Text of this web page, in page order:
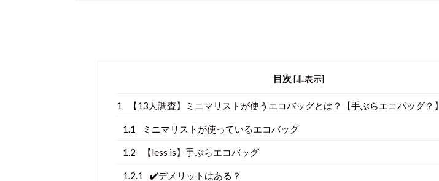
目次 [非表示]
1 【13人調査】ミニマリストが使うエコバッグとは？【手ぶらエコバッグ？】
1.1 ミニマリストが使っているエコバッグ
1.2 【less is】手ぶらエコバッグ
1.2.1 ✔️デメリットはある？